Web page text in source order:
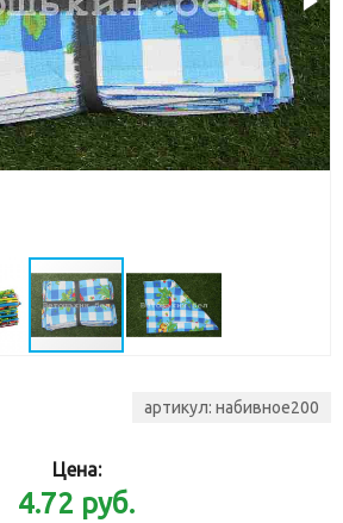
артикул: набивное200
Цена:
4.72 руб.